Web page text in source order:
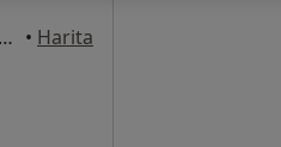
Barbaros Mah, H. Ahmet Yesevi Cad, No: 149 Güneşli - Bağcılar / İstanbul, Bağcılar • Harita